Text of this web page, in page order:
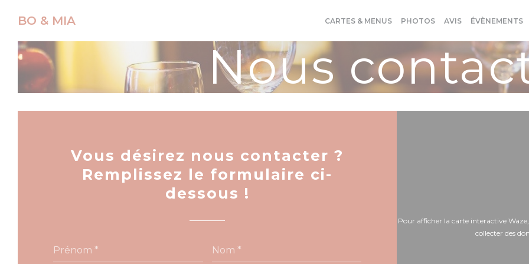
BO & MIA CARTES & MENUS PHOTOS AVIS ÉVÈNEMENTS
Nous
Vous désirez nous contacter ?
Remplissez le formulaire ci-
dessous !
Pour afficher la carte interactive
collecter des